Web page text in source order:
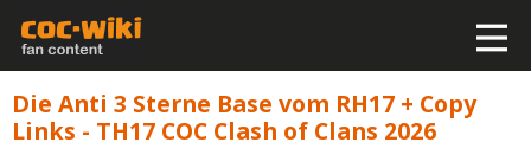
Die Anti 3 Sterne Base vom RH17 + Copy
Links - TH17 COC Clash of Clans 2026